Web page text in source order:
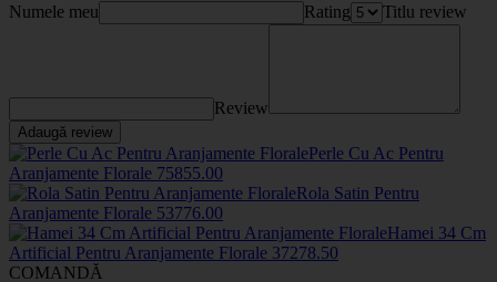
Numele meu Rating Titlu review
Review
Adaugă review
Perle Cu Ac Pentru
Aranjamente Florale 75855.00
Rola Satin Pentru
Aranjamente Florale 53776.00
Hamei 34 Cm
Artificial Pentru Aranjamente Florale 37278.50
COMANDĂ